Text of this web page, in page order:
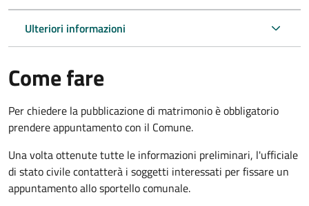
Ulteriori informazioni
Come fare
Per chiedere la pubblicazione di matrimonio è obbligatorio
prendere appuntamento con il Comune.
Una volta ottenute tutte le informazioni preliminari, l'ufficiale
di stato civile contatterà i soggetti interessati per fissare un
appuntamento allo sportello comunale.